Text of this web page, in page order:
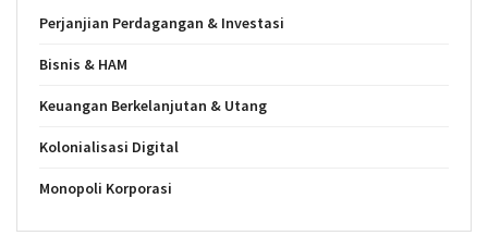
Perjanjian Perdagangan & Investasi
Bisnis & HAM
Keuangan Berkelanjutan & Utang
Kolonialisasi Digital
Monopoli Korporasi